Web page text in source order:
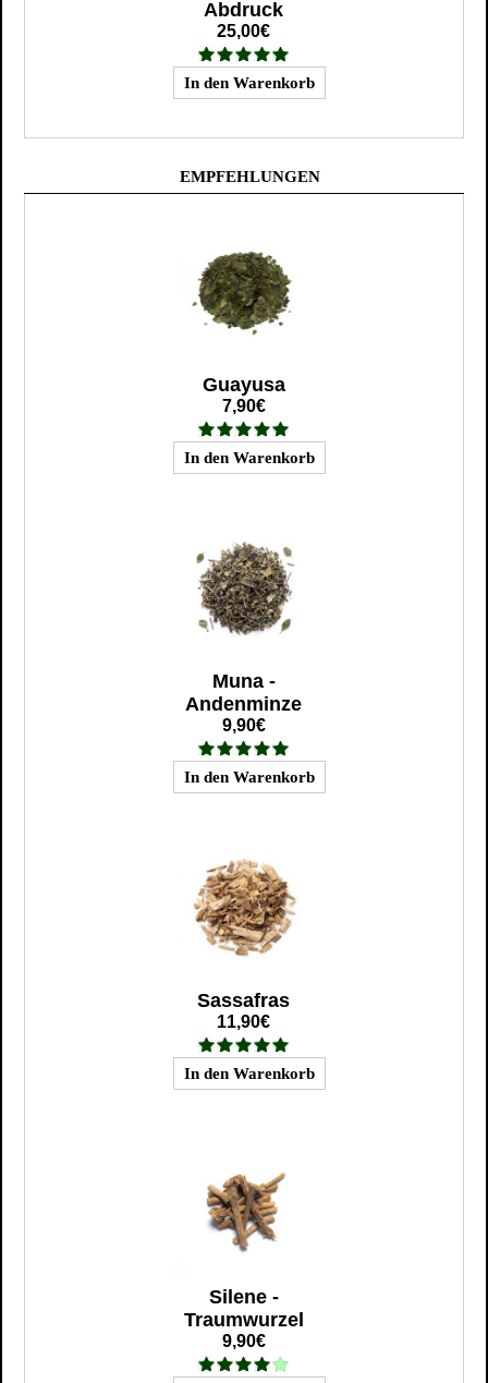
Abdruck
25,00€
EMPFEHLUNGEN
Guayusa
7,90€
Muna -
Andenminze
9,90€
Sassafras
11,90€
Silene -
Traumwurzel
9,90€